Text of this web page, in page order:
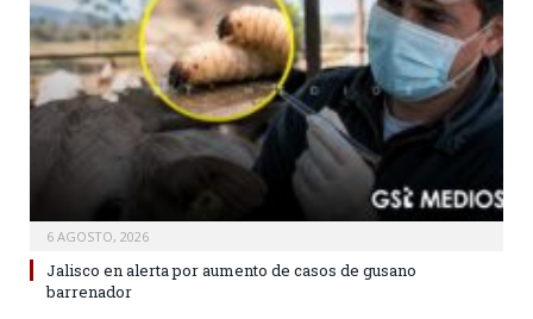
6 AGOSTO, 2026
Jalisco en alerta por aumento de casos de gusano
barrenador